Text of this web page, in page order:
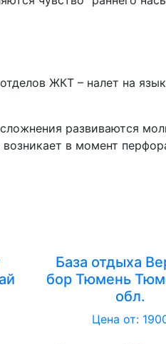
ЖКТ – налет на
развиваются
в момент
База отдыха
бор Тюмень
обл.
Цена от: